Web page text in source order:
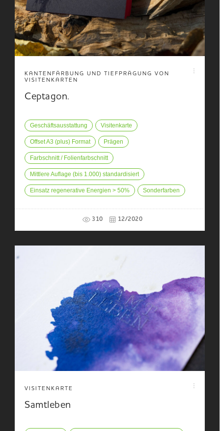
KANTENFÄRBUNG UND TIEFPRÄGUNG VON
VISITENKARTEN
Ceptagon.
Geschäftsausstattung Visitenkarte
Offset A3 (plus) Format Prägen
Farbschnitt / Folienfarbschnitt
Mittlere Auflage (bis 1.000) standardisiert
Einsatz regenerative Energien > 50% Sonderfarben
310 12/2020
VISITENKARTE
Samtleben